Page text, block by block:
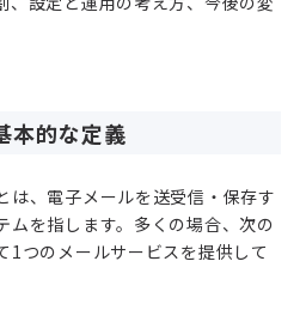
本的な定義
は、電子メールを送受信・保存す
ムを指します。多くの場合、次の
1つのメールサービスを提供して